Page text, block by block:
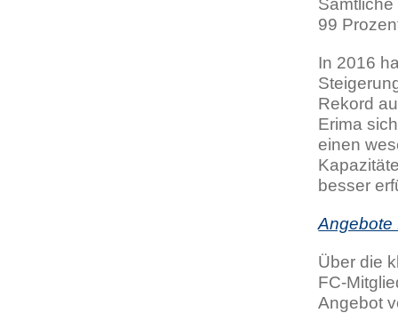
99
In 2016
Rekord
Erima
einen
besser
Angebote
Über die
FC-
Angebot